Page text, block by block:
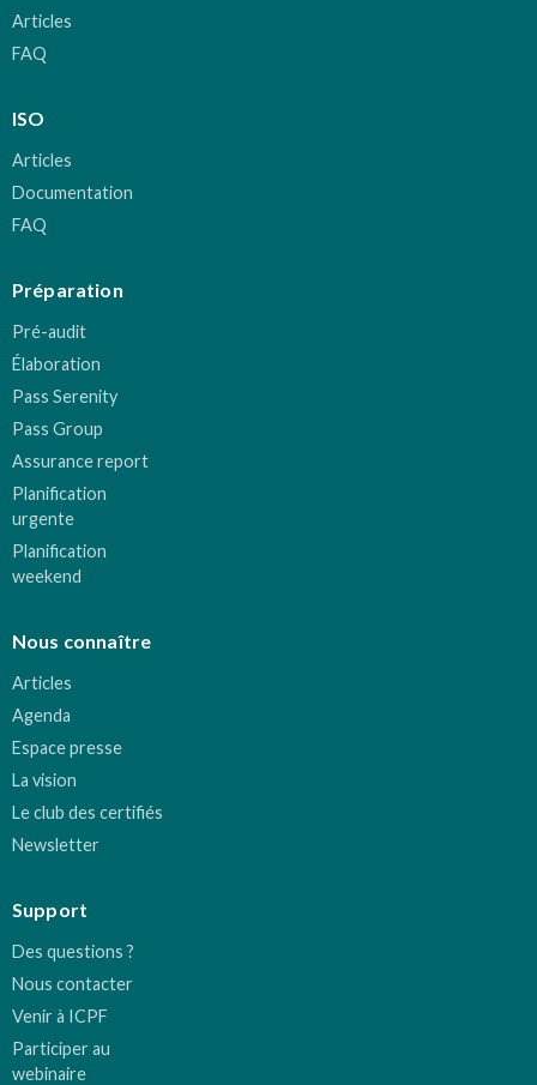
Articles
FAQ
ISO
Articles
Documentation
FAQ
Préparation
Pré-audit
Élaboration
Pass Serenity
Pass Group
Assurance report
Planification
urgente
Planification
weekend
Nous connaître
Articles
Agenda
Espace presse
La vision
Le club des certifiés
Newsletter
Support
Des questions ?
Nous contacter
Venir à ICPF
Participer au
webinaire